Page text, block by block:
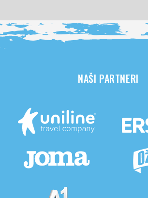
NAŠI PARTNERI